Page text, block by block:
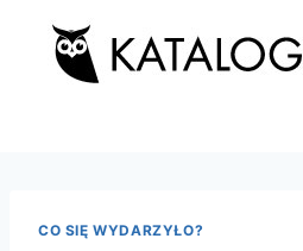
CO SIĘ WYDARZYŁO?